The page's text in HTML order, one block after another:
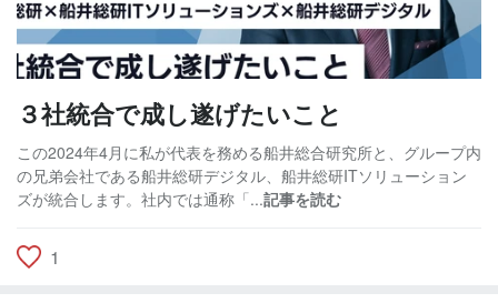
３社統合で成し遂げたいこと
この2024年4月に私が代表を務める船井総合研究所と、グループ内
の兄弟会社である船井総研デジタル、船井総研ITソリューション
ズが統合します。社内では通称「...記事を読む
1